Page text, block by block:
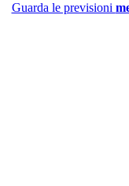
Guarda le previsioni